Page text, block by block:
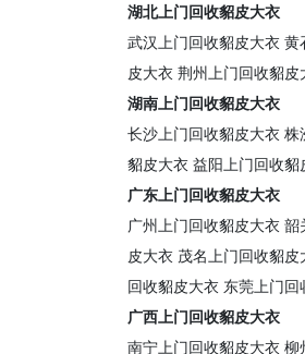
湖北上门回收貂皮大衣
武汉上门回收貂皮大衣 黄
皮大衣 荆州上门回收貂皮
湖南上门回收貂皮大衣
长沙上门回收貂皮大衣 株
貂皮大衣 益阳上门回收貂
广东上门回收貂皮大衣
广州上门回收貂皮大衣 韶
皮大衣 茂名上门回收貂皮
回收貂皮大衣 东莞上门回
广西上门回收貂皮大衣
南宁上门回收貂皮大衣 柳